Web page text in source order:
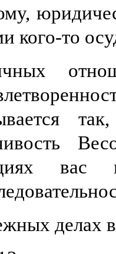
кого-то
вас
делах